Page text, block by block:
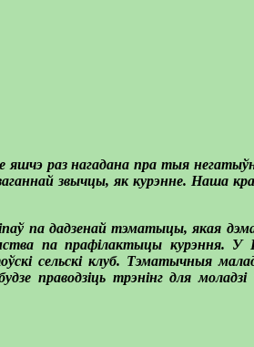
яшчэ раз нагадана пра тыя
звычцы, як курэнне. Наша
па дадзенай тэматыцы, якая
па прафілактыцы курэння. У
сельскі клуб. Тэматычныя
праводзіць трэнінг для